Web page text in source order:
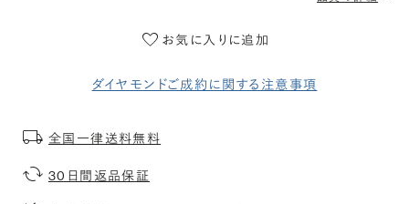
お気に入りに追加
ダイヤモンドご成約に関する注意事項
全国一律送料無料
30日間返品保証